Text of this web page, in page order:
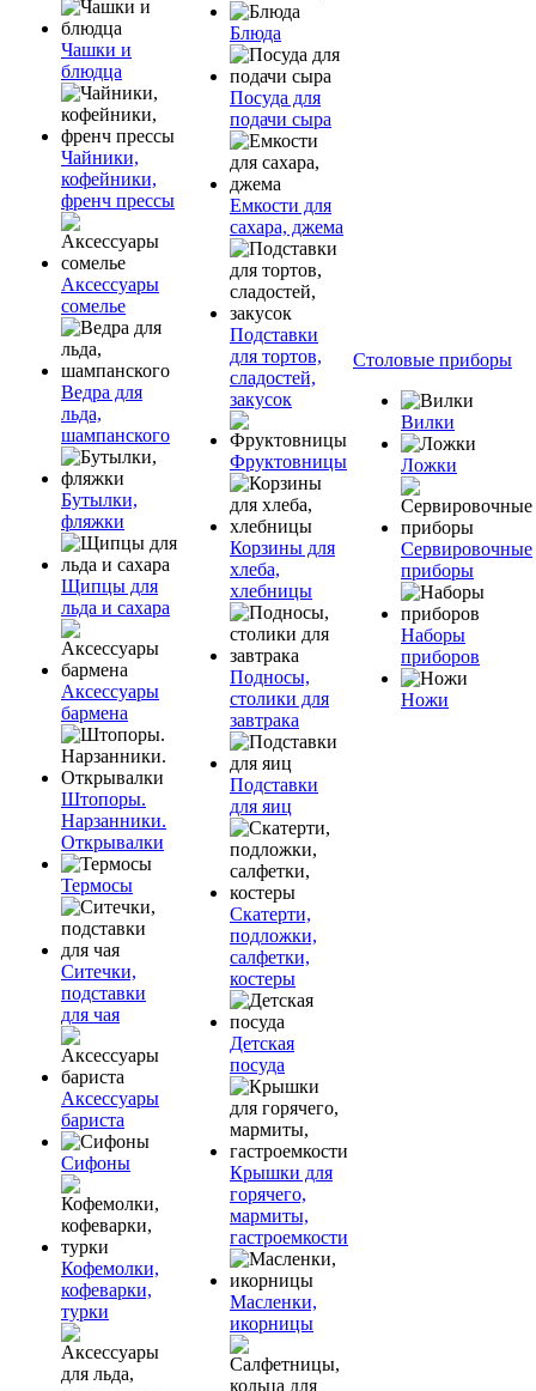
Чашки и
блюдца
Чайники,
кофейники,
френч прессы
Аксессуары
сомелье
Ведра для
льда,
шампанского
Бутылки,
фляжки
Щипцы для
льда и сахара
Аксессуары
бармена
Штопоры.
Нарзанники.
Открывалки
Термосы
Ситечки,
подставки
для чая
Аксессуары
бариста
Сифоны
Кофемолки,
кофеварки,
турки
Блюда
Посуда для
подачи сыра
Емкости для
сахара, джема
Подставки
для тортов,
сладостей,
закусок
Фруктовницы
Корзины для
хлеба,
хлебницы
Подносы,
столики для
завтрака
Подставки
для яиц
Скатерти,
подложки,
салфетки,
костеры
Детская
посуда
Крышки для
горячего,
мармиты,
гастроемкости
Масленки,
икорницы
Столовые приборы
Вилки
Ложки
Сервировочные
приборы
Наборы
приборов
Ножи